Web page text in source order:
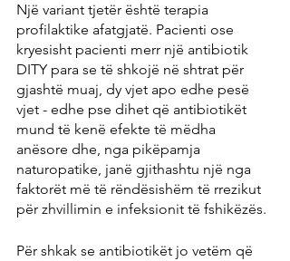
Një variant tjetër është terapia
profilaktike afatgjatë. Pacienti ose
kryesisht pacienti merr një antibiotik
DITY para se të shkojë në shtrat për
gjashtë muaj, dy vjet apo edhe pesë
vjet - edhe pse dihet që antibiotikët
mund të kenë efekte të mëdha
anësore dhe, nga pikëpamja
naturopatike, janë gjithashtu një nga
faktorët më të rëndësishëm të rrezikut
për zhvillimin e infeksionit të fshikëzës.
Për shkak se antibiotikët jo vetëm që